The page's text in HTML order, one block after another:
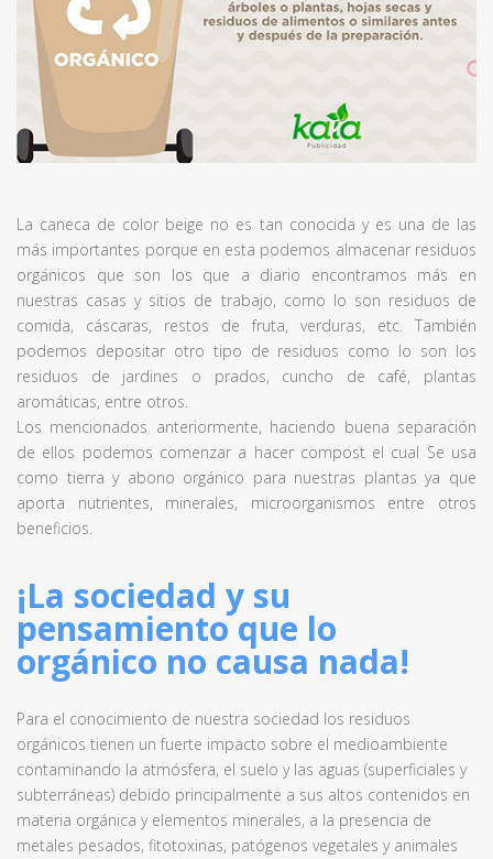
La caneca de color beige no es tan conocida y es una de las
más importantes porque en esta podemos almacenar residuos
orgánicos que son los que a diario encontramos más en
nuestras casas y sitios de trabajo, como lo son residuos de
comida, cáscaras, restos de fruta, verduras, etc. También
podemos depositar otro tipo de residuos como lo son los
residuos de jardines o prados, cuncho de café, plantas
aromáticas, entre otros.
Los mencionados anteriormente, haciendo buena separación
de ellos podemos comenzar a hacer compost el cual Se usa
como tierra y abono orgánico para nuestras plantas ya que
aporta nutrientes, minerales, microorganismos entre otros
beneficios.
¡La sociedad y su
pensamiento que lo
orgánico no causa nada!
Para el conocimiento de nuestra sociedad los residuos
orgánicos tienen un fuerte impacto sobre el medioambiente
contaminando la atmósfera, el suelo y las aguas (superficiales y
subterráneas) debido principalmente a sus altos contenidos en
materia orgánica y elementos minerales, a la presencia de
metales pesados, fitotoxinas, patógenos vegetales y animales